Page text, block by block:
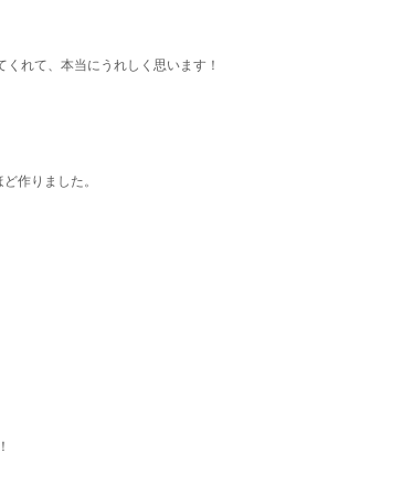
れて、本当にうれしく思います！
作りました。